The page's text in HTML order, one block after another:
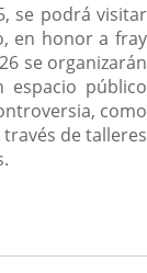
se podrá visitar
en honor a fray
se organizarán
público
como
de talleres